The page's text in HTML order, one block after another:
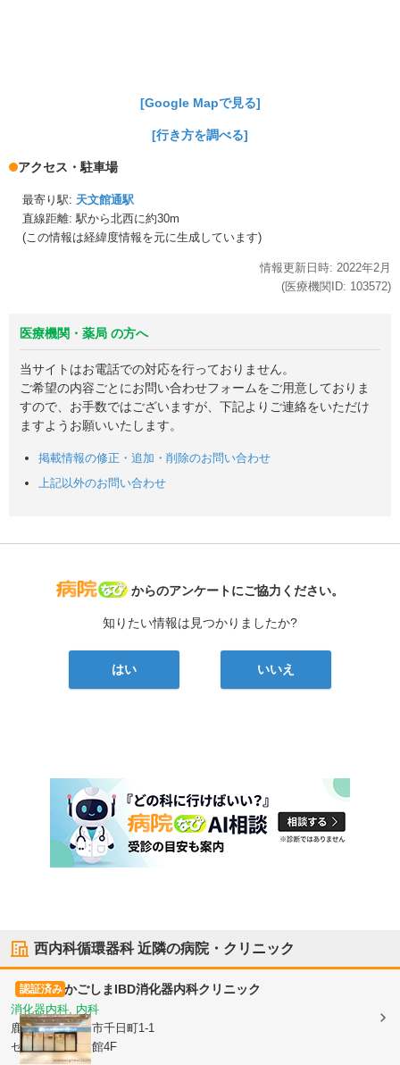
[Google Mapで見る]
[行き方を調べる]
アクセス・駐車場
最寄り駅: 天文館通駅
直線距離: 駅から北西に約30m
(この情報は経緯度情報を元に生成しています)
情報更新日時: 2022年2月
(医療機関ID: 103572)
医療機関・薬局 の方へ
当サイトはお電話での対応を行っておりません。
ご希望の内容ごとにお問い合わせフォームをご用意しておりま
すので、お手数ではございますが、下記よりご連絡をいただけ
ますようお願いいたします。
掲載情報の修正・追加・削除のお問い合わせ
上記以外のお問い合わせ
病院なび
からのアンケートにご協力ください。
知りたい情報は見つかりましたか?
はい いいえ
西内科循環器科近隣の病院・クリニック
認証済み かごしまIBD消化器内科クリニック
消化器内科, 内科
鹿児島県鹿児島市千日町1-1
センテラス天文館4F